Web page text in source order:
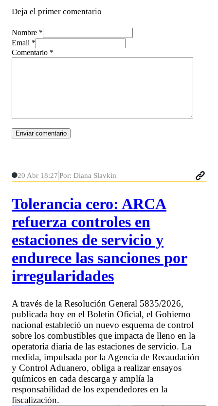
Deja el primer comentario
Nombre *
Email *
Comentario *
20 Abr 18:27 Por: Diana Slavkin
Tolerancia cero: ARCA
refuerza controles en
estaciones de servicio y
endurece las sanciones por
irregularidades
A través de la Resolución General 5835/2026,
publicada hoy en el Boletin Oficial, el Gobierno
nacional estableció un nuevo esquema de control
sobre los combustibles que impacta de lleno en la
operatoria diaria de las estaciones de servicio. La
medida, impulsada por la Agencia de Recaudación
y Control Aduanero, obliga a realizar ensayos
químicos en cada descarga y amplía la
responsabilidad de los expendedores en la
fiscalización.